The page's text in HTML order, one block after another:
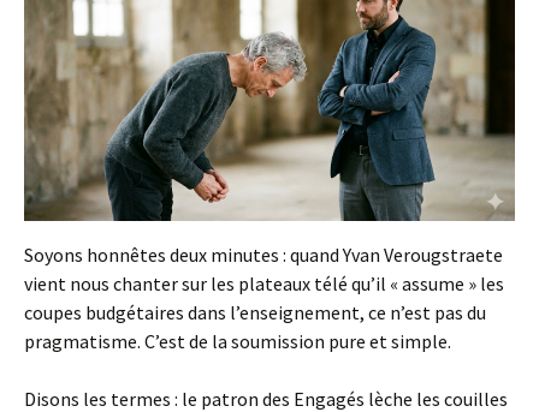
Soyons honnêtes deux minutes : quand Yvan Verougstraete
vient nous chanter sur les plateaux télé qu’il « assume » les
coupes budgétaires dans l’enseignement, ce n’est pas du
pragmatisme. C’est de la soumission pure et simple.
Disons les termes : le patron des Engagés lèche les couilles